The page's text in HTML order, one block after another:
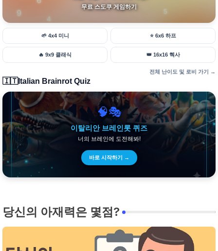
무료 스도쿠 게임하기
🌱 4x4 미니 ⭐ 6x6 하프
🔥 9x9 클래식 👑 16x16 헥사
전체 난이도 및 로비 가기 →
🇮🇹Italian Brainrot Quiz
🧠🎭
이탈리안 브레인롯 퀴즈
너의 브레인에 도전해봐!
바로 시작하기 →
당신의 아재력은 몇점?